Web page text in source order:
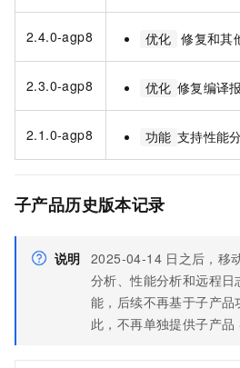
2.4.0-agp8 优化 修复和其
2.3.0-agp8 优化 修复编译
2.1.0-agp8 功能 支持性能
子产品历史版本记录
说明 2025-04-14 日之后，移
分析、性能分析和远程日
能，后续不再基于子产
此，不再单独提供子产品